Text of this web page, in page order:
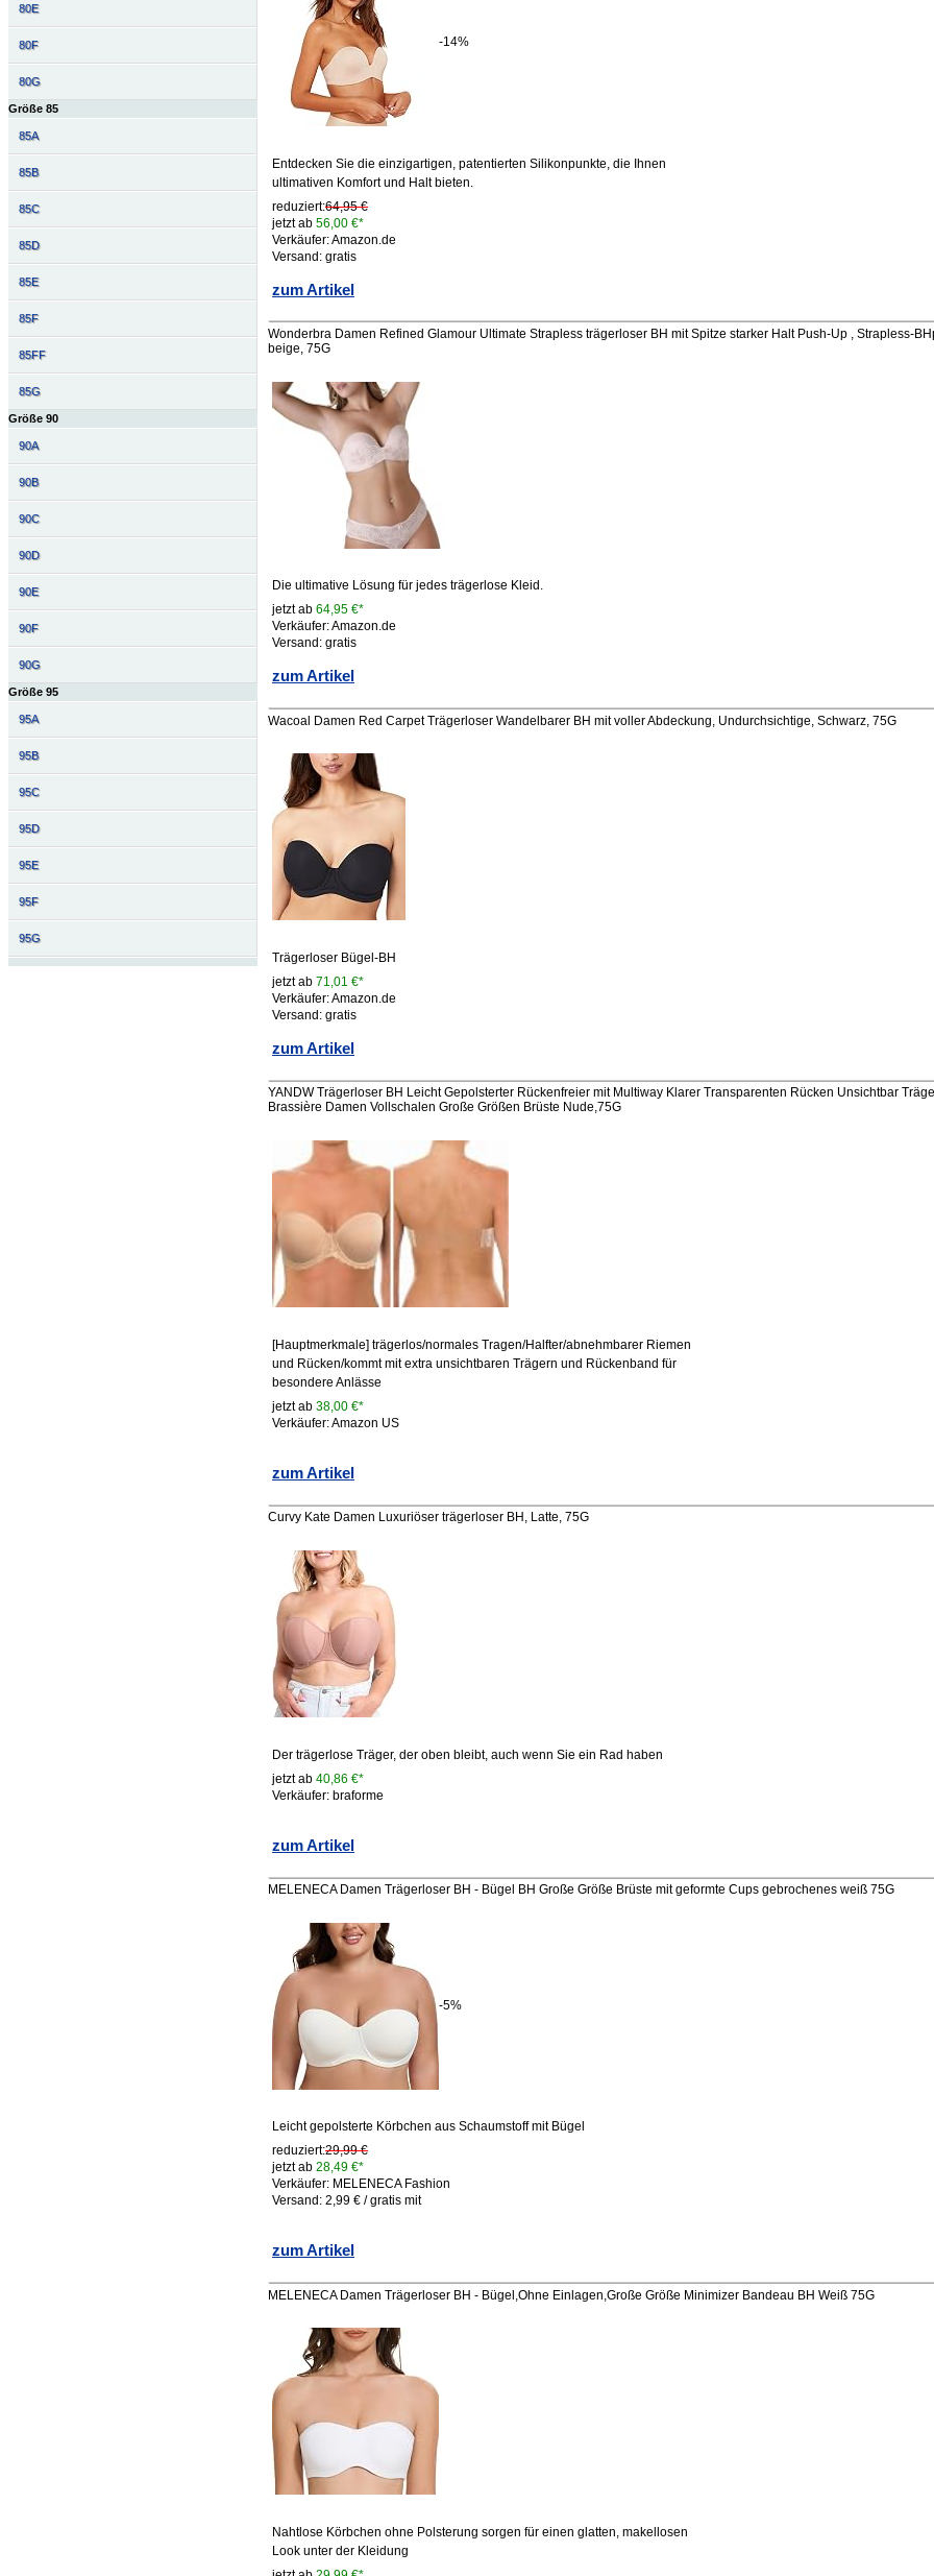
80E
80F
80G
Größe 85
85A
85B
85C
85D
85E
85F
85FF
85G
Größe 90
90A
90B
90C
90D
90E
90F
90G
Größe 95
95A
95B
95C
95D
95E
95F
95G
-14%
Entdecken Sie die einzigartigen, patentierten Silikonpunkte, die Ihnen
ultimativen Komfort und Halt bieten.
reduziert:64,95 €
jetzt ab56,00 €*
Verkäufer: Amazon.de
Versand: gratis
zum Artikel
Wonderbra Damen Refined Glamour Ultimate Strapless trägerloser BH mit Spitze starker Halt Push-Up , Strapless-
beige, 75G
Die ultimative Lösung für jedes trägerlose Kleid.
jetzt ab64,95 €*
Verkäufer: Amazon.de
Versand: gratis
zum Artikel
Wacoal Damen Red Carpet Trägerloser Wandelbarer BH mit voller Abdeckung, Undurchsichtige, Schwarz, 75G
Trägerloser Bügel-BH
jetzt ab71,01 €*
Verkäufer: Amazon.de
Versand: gratis
zum Artikel
YANDW Trägerloser BH Leicht Gepolsterter Rückenfreier mit Multiway Klarer Transparenten Rücken Unsichtbar
Brassière Damen Vollschalen Große Größen Brüste Nude,75G
[Hauptmerkmale] trägerlos/normales Tragen/Halfter/abnehmbarer Riemen
und Rücken/kommt mit extra unsichtbaren Trägern und Rückenband für
besondere Anlässe
jetzt ab38,00 €*
Verkäufer: Amazon US
zum Artikel
Curvy Kate Damen Luxuriöser trägerloser BH, Latte, 75G
Der trägerlose Träger, der oben bleibt, auch wenn Sie ein Rad haben
jetzt ab40,86 €*
Verkäufer: braforme
zum Artikel
MELENECA Damen Trägerloser BH - Bügel BH Große Größe Brüste mit geformte Cups gebrochenes weiß 75G
-5%
Leicht gepolsterte Körbchen aus Schaumstoff mit Bügel
reduziert:29,99 €
jetzt ab28,49 €*
Verkäufer: MELENECA Fashion
Versand: 2,99 € / gratis mit
zum Artikel
MELENECA Damen Trägerloser BH - Bügel,Ohne Einlagen,Große Größe Minimizer Bandeau BH Weiß 75G
Nahtlose Körbchen ohne Polsterung sorgen für einen glatten, makellosen
Look unter der Kleidung